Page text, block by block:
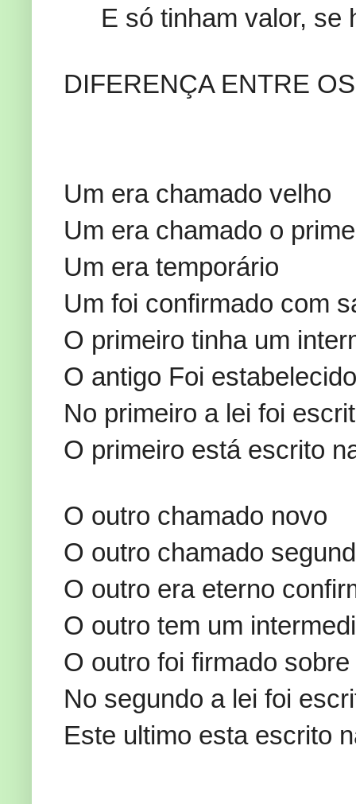
E só tinham valor, se
DIFERENÇA ENTRE
Um era chamado velho
Um era chamado o
Um era temporário
Um foi confirmado com
O primeiro tinha um
O antigo Foi
No primeiro a lei foi
O primeiro está escrito
O outro chamado novo
O outro chamado
O outro era eterno
O outro tem um
O outro foi firmado
No segundo a lei foi
Este ultimo esta escrito